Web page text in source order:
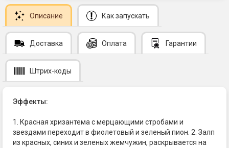
Описание Как запускать
Доставка Оплата Гарантии
Штрих-коды
Эффекты:
1. Красная хризантема с мерцающими стробами и
звездами переходит в фиолетовый и зеленый пион. 2. Залп
из красных, синих и зеленых жемчужин, раскрывается на